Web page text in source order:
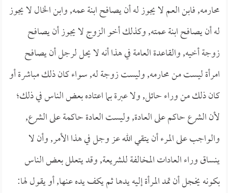
محارمه, فابن العم لا يجوز له أن يصافح ابنة عمه, وابن الخال لا يجوز
له أن يصافح ابنة عمته, وكذلك أخو الزوج لا يجوز أن يصافح
زوجة أخيه, والقاعدة العامة في هذا أنه لا يحل لرجل أن يصافح
امرأة ليست من محارمه, وليست زوجة له, سواء كان ذلك مباشرة أو
كان ذلك من وراء حائل, ولا عبرة بما اعتاده بعض الناس في ذلك؛
لأن الشرع حاكم على العادة, وليست العادة حاكمة على الشرع,
والواجب على المرء أن يتقي الله عز وجل في هذا الأمر, وأن لا
ينساق وراء العادات المخالفة للشريعة, وقد يتعلل بعض الناس
بكونه يخجل أن تمد المرأة إليه يدها ثم يكف يده عنها, أو يقول لها: